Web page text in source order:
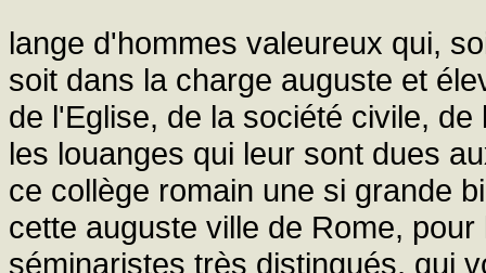
lange d'hommes valeureux qui,
soit dans la charge auguste et
de l'Eglise, de la société civile,
les louanges qui leur sont dues
ce collège romain une si grande
cette auguste ville de Rome,
séminaristes très distingués, qui